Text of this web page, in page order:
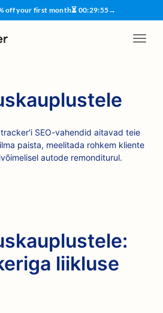
off your first month⏳ 00:29:54→
SEO-vahendid aitavad teie
paista, meelitada rohkem kliente
autode remonditurul.
liikluse